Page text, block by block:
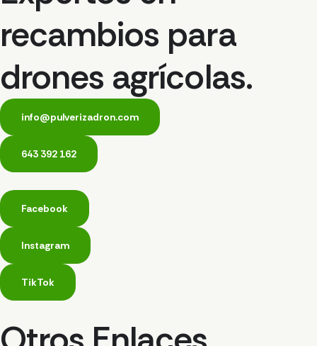
recambios para
drones agrícolas.
info@pulverizadron.com
643 392 162
Facebook
Instagram
TikTok